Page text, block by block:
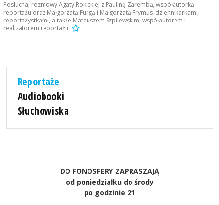
Posłuchaj rozmowy Agaty Rokickiej z Pauliną Zarembą, współautorką
reportażu oraz Małgorzatą Furgą i Małgorzatą Frymus, dziennikarkami,
reportażystkami, a także Mateuszem Szpilewskim, współautorem i
realizatorem reportażu
Reportaże
Audiobooki
Słuchowiska
DO FONOSFERY ZAPRASZAJĄ
od poniedziałku do środy
po godzinie 21